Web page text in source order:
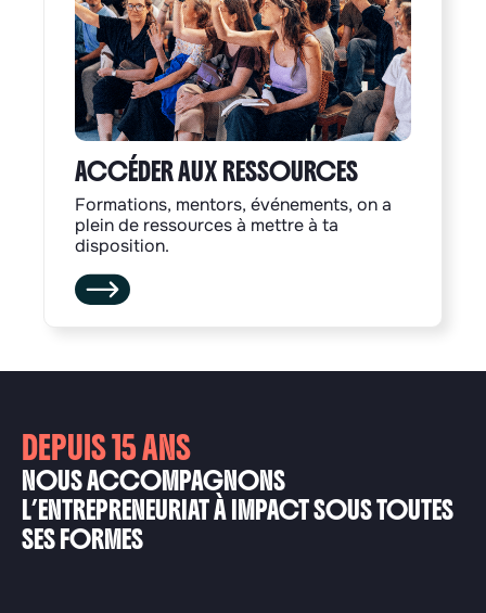
ACCÉDER AUX RESSOURCES
Formations, mentors, événements, on a
plein de ressources à mettre à ta
disposition.
DEPUIS 15 ANS
NOUS ACCOMPAGNONS
L’ENTREPRENEURIAT À IMPACT SOUS TOUTES
SES FORMES